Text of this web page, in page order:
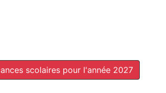
scolaires pour l'année 2027